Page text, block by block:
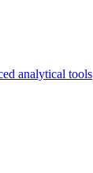
analytical tools